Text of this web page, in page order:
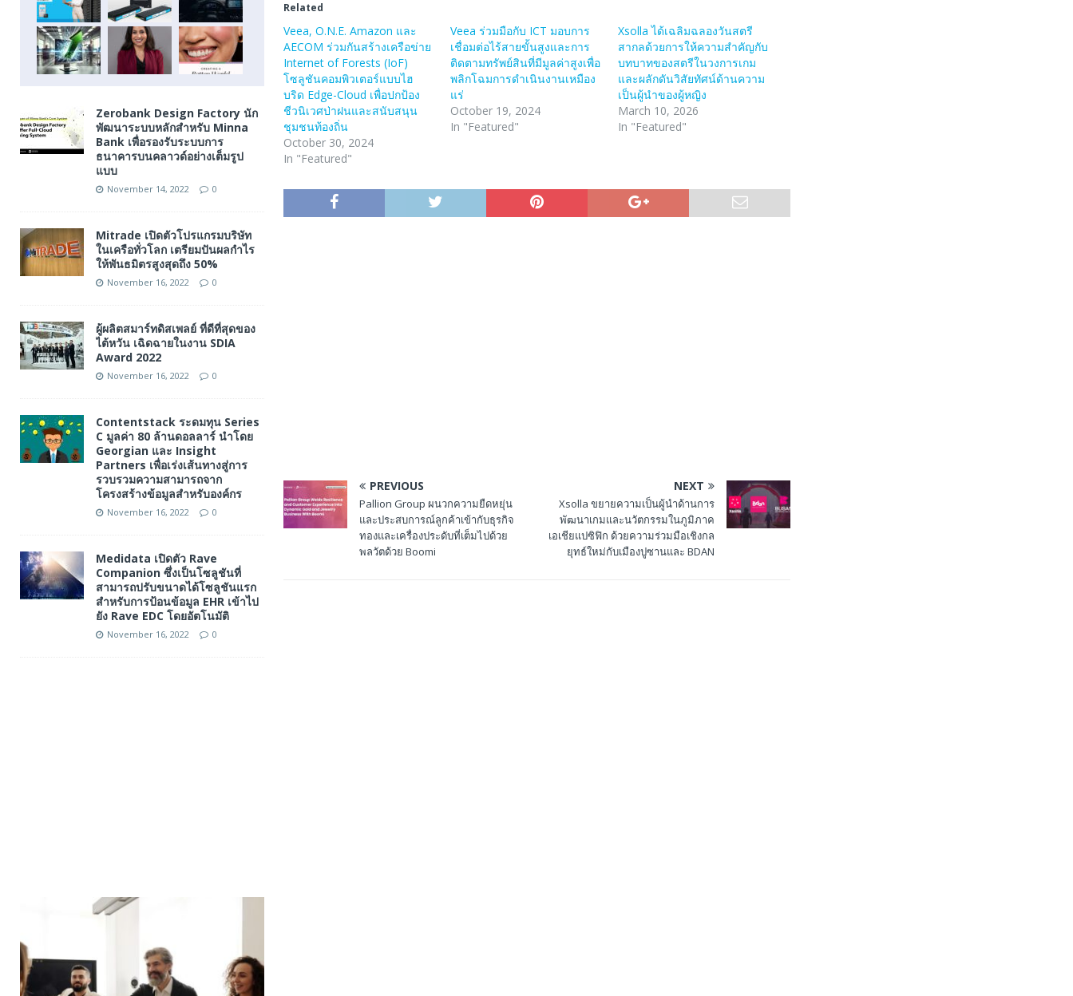
Related
Veea, O.N.E. Amazon และ
AECOM ร่วมกันสร้างเครือข่าย
Internet of Forests (IoF)
โซลูชันคอมพิวเตอร์แบบไฮ
บริด Edge-Cloud เพื่อปกป้อง
ชีวนิเวศป่าฝนและสนับสนุน
ชุมชนท้องถิ่น
October 30, 2024
In "Featured"
Veea ร่วมมือกับ ICT มอบการ
เชื่อมต่อไร้สายขั้นสูงและการ
ติดตามทรัพย์สินที่มีมูลค่าสูงเพื่อ
พลิกโฉมการดำเนินงานเหมือง
แร่
October 19, 2024
In "Featured"
Xsolla ได้เฉลิมฉลองวันสตรี
สากลด้วยการให้ความสำคัญกับ
บทบาทของสตรีในวงการเกม
และผลักดันวิสัยทัศน์ด้านความ
เป็นผู้นำของผู้หญิง
March 10, 2026
In "Featured"
PREVIOUS
Pallion Group ผนวกความยืดหยุ่น
และประสบการณ์ลูกค้าเข้ากับธุรกิจ
ทองและเครื่องประดับที่เต็มไปด้วย
พลวัตด้วย Boomi
NEXT
Xsolla ขยายความเป็นผู้นําด้านการ
พัฒนาเกมและนวัตกรรมในภูมิภาค
เอเชียแปซิฟิก ด้วยความร่วมมือเชิงกล
ยุทธ์ใหม่กับเมืองปูซานและ BDAN
Zerobank Design Factory นัก
พัฒนาระบบหลักสำหรับ Minna
Bank เพื่อรองรับระบบการ
ธนาคารบนคลาวด์อย่างเต็มรูป
แบบ
November 14, 2022 0
Mitrade เปิดตัวโปรแกรมบริษัท
ในเครือทั่วโลก เตรียมปันผลกำไร
ให้พันธมิตรสูงสุดถึง 50%
November 16, 2022 0
ผู้ผลิตสมาร์ทดิสเพลย์ ที่ดีที่สุดของ
ไต้หวัน เฉิดฉายในงาน SDIA
Award 2022
November 16, 2022 0
Contentstack ระดมทุน Series
C มูลค่า 80 ล้านดอลลาร์ นำโดย
Georgian และ Insight
Partners เพื่อเร่งเส้นทางสู่การ
รวบรวมความสามารถจาก
โครงสร้างข้อมูลสำหรับองค์กร
November 16, 2022 0
Medidata เปิดตัว Rave
Companion ซึ่งเป็นโซลูชันที่
สามารถปรับขนาดได้โซลูชันแรก
สำหรับการป้อนข้อมูล EHR เข้าไป
ยัง Rave EDC โดยอัตโนมัติ
November 16, 2022 0